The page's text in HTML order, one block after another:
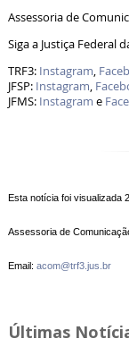
Assessoria de
Siga a Justiça Federal
TRF3: Instagram,
JFSP: Instagram,
JFMS: Instagram e
Esta notícia foi visualizada
Assessoria de
Email: acom@trf3.jus.br
Últimas